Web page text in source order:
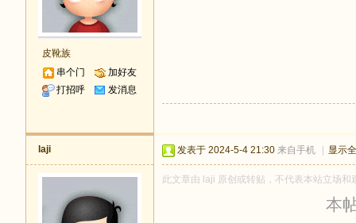
皮靴族
串个门
加好友
打招呼
发消息
laji 发表于 2024-5-4 21:30 来自手机 显示
此文章由 laji 原创或转贴，不代表本站立场
本